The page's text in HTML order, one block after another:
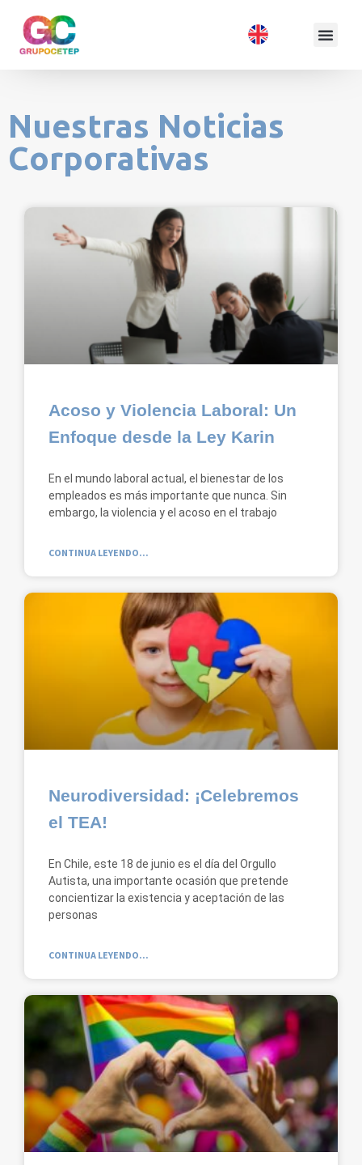
Nuestras Noticias
Corporativas
Acoso y Violencia Laboral: Un
Enfoque desde la Ley Karin
En el mundo laboral actual, el bienestar de los
empleados es más importante que nunca. Sin
embargo, la violencia y el acoso en el trabajo
CONTINUA LEYENDO...
Neurodiversidad: ¡Celebremos
el TEA!
En Chile, este 18 de junio es el día del Orgullo
Autista, una importante ocasión que pretende
concientizar la existencia y aceptación de las
personas
CONTINUA LEYENDO...